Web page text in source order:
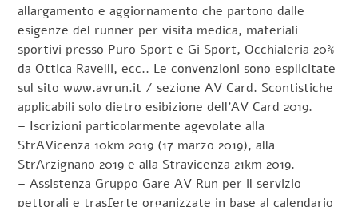
allargamento e aggiornamento che partono dalle
esigenze del runner per visita medica, materiali
sportivi presso Puro Sport e Gi Sport, Occhialeria 20%
da Ottica Ravelli, ecc.. Le convenzioni sono esplicitate
sul sito www.avrun.it / sezione AV Card. Scontistiche
applicabili solo dietro esibizione dell’AV Card 2019.
– Iscrizioni particolarmente agevolate alla
StrAVicenza 10km 2019 (17 marzo 2019), alla
StrArzignano 2019 e alla Stravicenza 21km 2019.
– Assistenza Gruppo Gare AV Run per il servizio
pettorali e trasferte organizzate in base al calendario